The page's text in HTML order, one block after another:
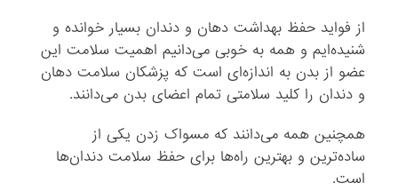
از فواید حفظ بهداشت دهان و دندان بسیار خوانده و
شنیده‌ایم و همه به خوبی می‌دانیم اهمیت سلامت این
عضو از بدن به اندازه‌ای است که پزشکان سلامت دهان
و دندان را کلید سلامتی تمام اعضای بدن می‌دانند.
همچنین همه می‌دانند که مسواک زدن یکی از
ساده‌ترین و بهترین راه‌ها برای حفظ سلامت دندان‌ها
است.